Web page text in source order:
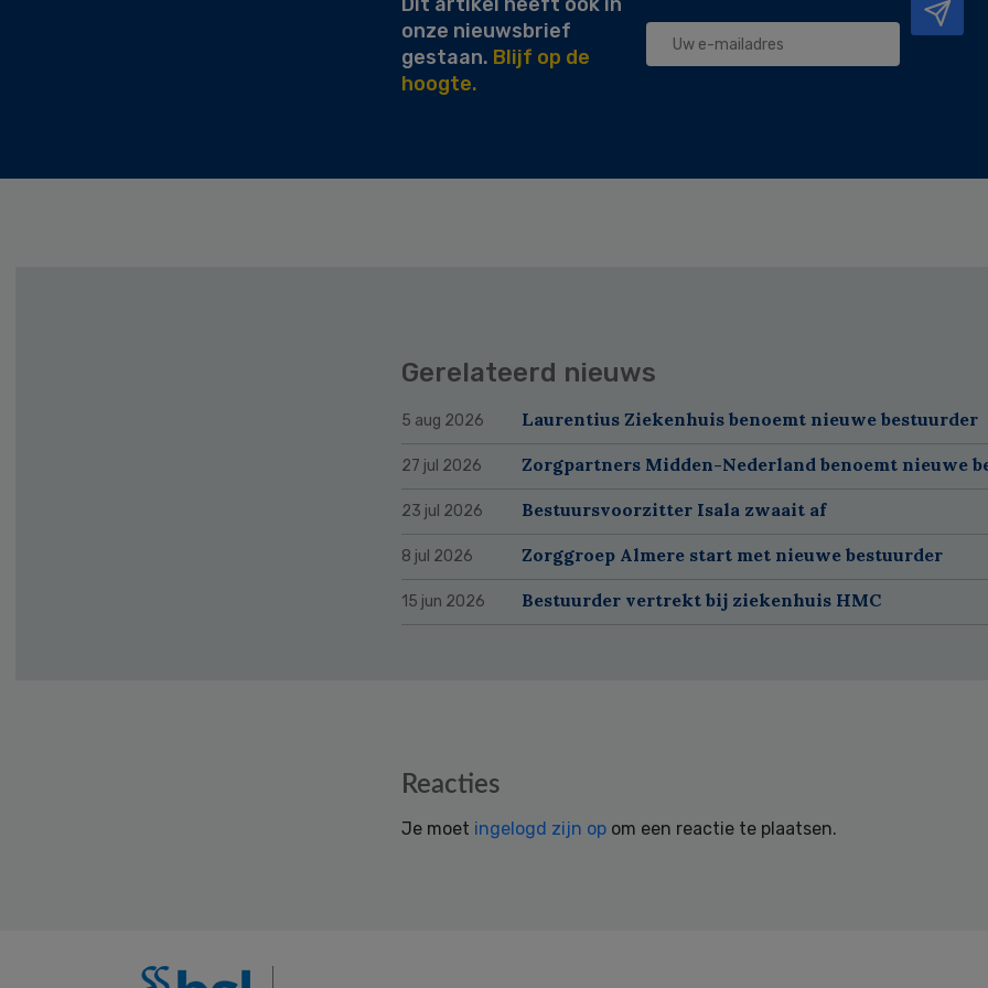
onze nieuwsbrief
gestaan. Blijf op de
hoogte.
Gerelateerd nieuws
5 aug 2026 Laurentius Ziekenhuis benoemt nieuwe bestuurder
27 jul 2026 Zorgpartners Midden-Nederland benoemt nieuwe
23 jul 2026 Bestuursvoorzitter Isala zwaait af
8 jul 2026 Zorggroep Almere start met nieuwe bestuurder
15 jun 2026 Bestuurder vertrekt bij ziekenhuis HMC
Reacties
Je moet ingelogd zijn op om een reactie te plaatsen.